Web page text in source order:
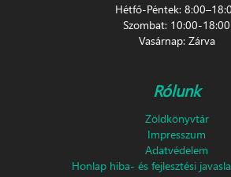
Hétfő-Péntek:
Szombat: 10:00-18:00
Vasárnap: Zárva
Rólunk
Zöldkönyvtár
Impresszum
Adatvédelem
Honlap hiba- és fejlesztési